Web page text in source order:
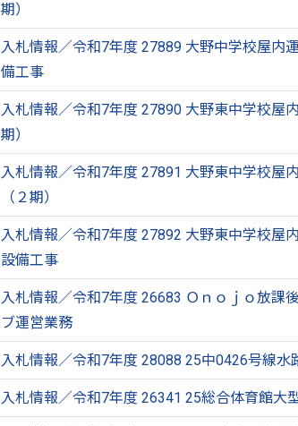
期）
入札情報／令和7年度 27889 大野中学校屋内
備工事
入札情報／令和7年度 27890 大野東中学校屋
期）
入札情報／令和7年度 27891 大野東中学校屋
（２期）
入札情報／令和7年度 27892 大野東中学校屋
設備工事
入札情報／令和7年度 26683 Ｏｎｏｊｏ放課
ブ運営業務
入札情報／令和7年度 28088 25中0426号線水
入札情報／令和7年度 26341 25総合体育館大